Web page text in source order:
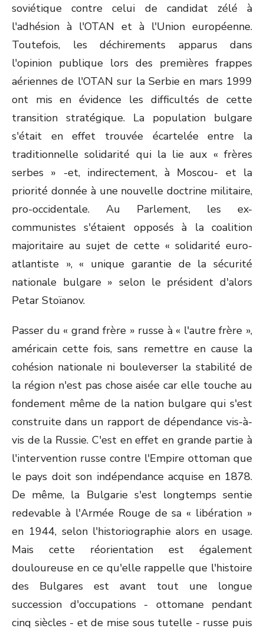
soviétique contre celui de candidat zélé à
l'adhésion à l'OTAN et à l'Union européenne.
Toutefois, les déchirements apparus dans
l'opinion publique lors des premières frappes
aériennes de l'OTAN sur la Serbie en mars 1999
ont mis en évidence les difficultés de cette
transition stratégique. La population bulgare
s'était en effet trouvée écartelée entre la
traditionnelle solidarité qui la lie aux « frères
serbes » -et, indirectement, à Moscou- et la
priorité donnée à une nouvelle doctrine militaire,
pro-occidentale. Au Parlement, les ex-
communistes s'étaient opposés à la coalition
majoritaire au sujet de cette « solidarité euro-
atlantiste », « unique garantie de la sécurité
nationale bulgare » selon le président d'alors
Petar Stoïanov.
Passer du « grand frère » russe à « l'autre frère »,
américain cette fois, sans remettre en cause la
cohésion nationale ni bouleverser la stabilité de
la région n'est pas chose aisée car elle touche au
fondement même de la nation bulgare qui s'est
construite dans un rapport de dépendance vis-à-
vis de la Russie. C'est en effet en grande partie à
l'intervention russe contre l'Empire ottoman que
le pays doit son indépendance acquise en 1878.
De même, la Bulgarie s'est longtemps sentie
redevable à l'Armée Rouge de sa « libération »
en 1944, selon l'historiographie alors en usage.
Mais cette réorientation est également
douloureuse en ce qu'elle rappelle que l'histoire
des Bulgares est avant tout une longue
succession d'occupations - ottomane pendant
cinq siècles - et de mise sous tutelle - russe puis